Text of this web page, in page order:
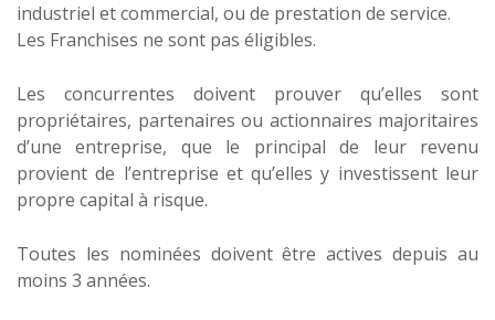
industriel et commercial, ou de prestation de service.
Les Franchises ne sont pas éligibles.
Les concurrentes doivent prouver qu’elles sont
propriétaires, partenaires ou actionnaires majoritaires
d’une entreprise, que le principal de leur revenu
provient de l’entreprise et qu’elles y investissent leur
propre capital à risque.
Toutes les nominées doivent être actives depuis au
moins 3 années.